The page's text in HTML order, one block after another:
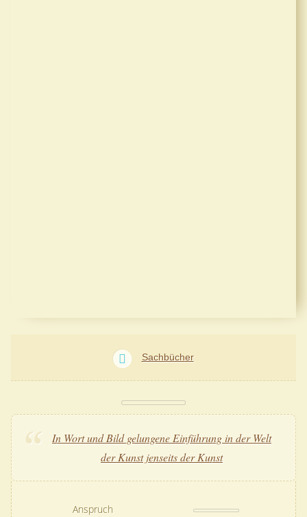
Sachbücher
In Wort und Bild gelungene Einführung in der Welt
der Kunst jenseits der Kunst
Anspruch